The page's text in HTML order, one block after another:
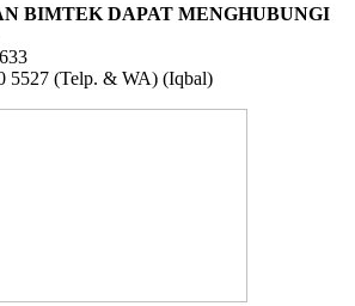
BIMTEK DAPAT MENGHUBUNGI
(Telp. & WA) (Iqbal)